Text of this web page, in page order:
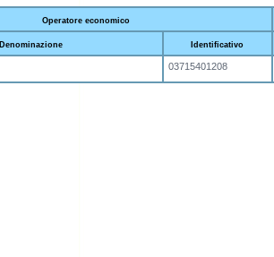
Operatore economico
Denominazione Identificativo
03715401208